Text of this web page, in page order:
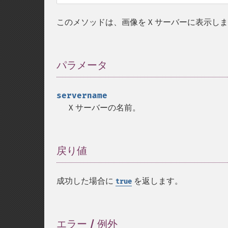
このメソッドは、画像を X サーバーに表示し
パラメータ
servername
X サーバーの名前。
戻り値
成功した場合に true を返します。
エラー / 例外